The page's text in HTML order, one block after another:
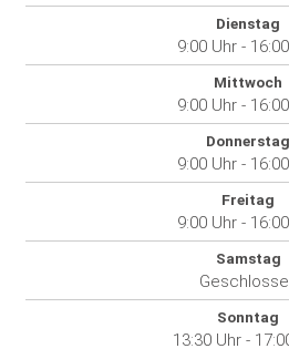
Dienstag
9:00 Uhr -
Mittwoch
9:00 Uhr -
Donnerstag
9:00 Uhr -
Freitag
9:00 Uhr -
Samstag
Sonntag
13:30 Uhr -